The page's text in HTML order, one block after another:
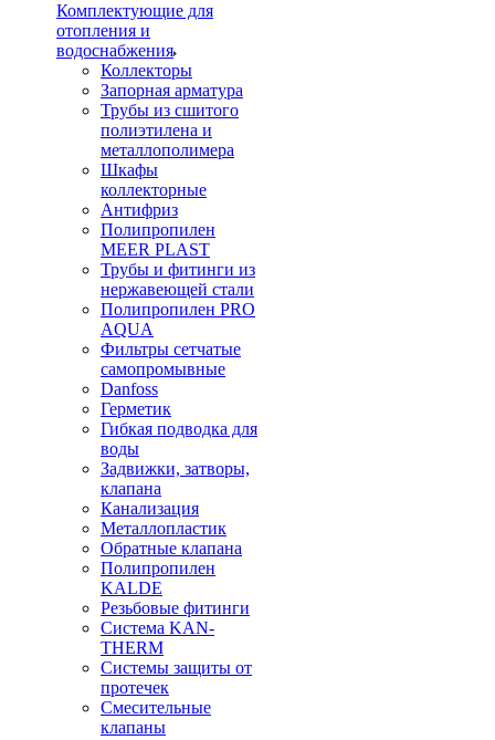
Комплектующие для
отопления и
водоснабжения
Коллекторы
Запорная арматура
Трубы из сшитого
полиэтилена и
металлополимера
Шкафы
коллекторные
Антифриз
Полипропилен
MEER PLAST
Трубы и фитинги из
нержавеющей стали
Полипропилен PRO
AQUA
Фильтры сетчатые
самопромывные
Danfoss
Герметик
Гибкая подводка для
воды
Задвижки, затворы,
клапана
Канализация
Металлопластик
Обратные клапана
Полипропилен
KALDE
Резьбовые фитинги
Система KAN-
THERM
Системы защиты от
протечек
Смесительные
клапаны